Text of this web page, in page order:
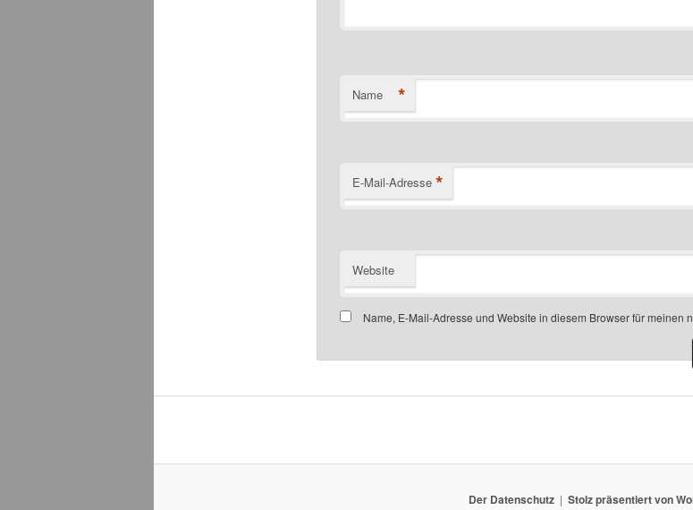
Name *
E-Mail-Adresse *
Website
Name, E-Mail-Adresse und Website in diesem Browser für meinen
Der Datenschutz Stolz präsentiert von